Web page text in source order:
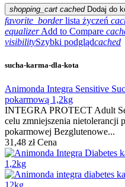
shopping_cart cached Dodaj do
favorite_border lista życzeń
equalizer Add to Compare
visibilitySzybki podglądcached
sucha-karma-dla-kota
Animonda Integra Sensitive
pokarmową 1,2kg
INTEGRA PROTECT Adult
celu zmniejszenia nietolerancji
pokarmowej Bezglutenowe...
31,48 zł Cena